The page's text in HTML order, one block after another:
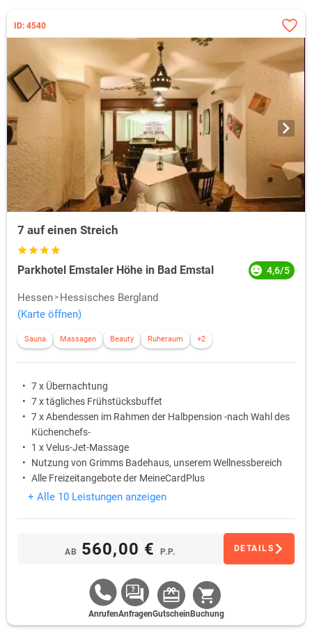
ID: 4540
7 auf einen Streich
Parkhotel Emstaler Höhe in Bad Emstal 4,6/5
Hessen
Hessisches Bergland
(Karte öffnen)
Sauna Massagen Beauty Ruheraum +2
7 x Übernachtung
7 x tägliches Frühstücksbuffet
7 x Abendessen im Rahmen der Halbpension -nach Wahl des
Küchenchefs-
1 x Velus-Jet-Massage
Nutzung von Grimms Badehaus, unserem Wellnessbereich
Alle Freizeitangebote der MeineCardPlus
+ Alle 10 Leistungen anzeigen
AB 560,00 € P.P. DETAILS
AnrufenAnfragenGutschein Buchung